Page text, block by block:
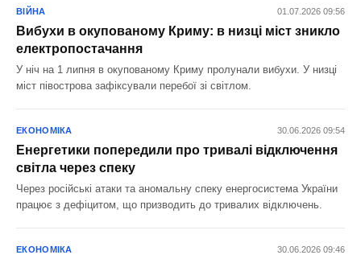
ВІЙНА 01.07.2026 09:56
Вибухи в окупованому Криму: в низці міст зникло
електропостачання
У ніч на 1 липня в окупованому Криму пролунали вибухи. У низці
міст півострова зафіксували перебої зі світлом.
ЕКОНОМІКА 30.06.2026 09:54
Енергетики попередили про тривалі відключення
світла через спеку
Через російські атаки та аномальну спеку енергосистема України
працює з дефіцитом, що призводить до тривалих відключень.
ЕКОНОМІКА 30.06.2026 09:46